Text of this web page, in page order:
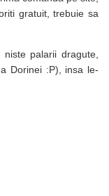
gratuit, trebuie sa
palarii dragute,
Dorinei :P), insa le-